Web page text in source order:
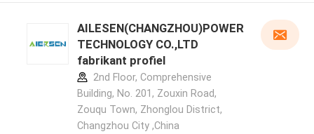
AILESEN(CHANGZHOU)POWER
TECHNOLOGY CO.,LTD
fabrikant profiel
2nd Floor, Comprehensive
Building, No. 201, Zouxin Road,
Zouqu Town, Zhonglou District,
Changzhou City ,China